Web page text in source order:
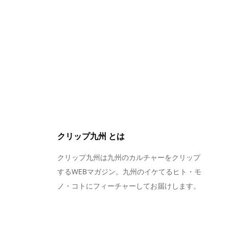
クリップ九州 とは
クリップ九州は九州のカルチャーをクリップ
するWEBマガジン。九州のイケてるヒト・モ
ノ・コトにフィーチャーしてお届けします。